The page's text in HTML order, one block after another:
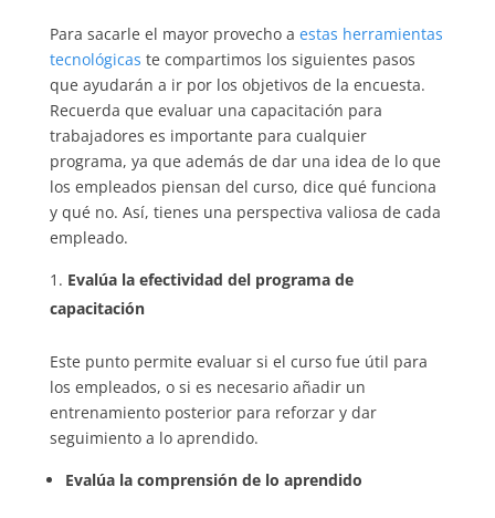
Para sacarle el mayor provecho a estas herramientas
tecnológicas te compartimos los siguientes pasos
que ayudarán a ir por los objetivos de la encuesta.
Recuerda que evaluar una capacitación para
trabajadores es importante para cualquier
programa, ya que además de dar una idea de lo que
los empleados piensan del curso, dice qué funciona
y qué no. Así, tienes una perspectiva valiosa de cada
empleado.
Evalúa la efectividad del programa de
capacitación
Este punto permite evaluar si el curso fue útil para
los empleados, o si es necesario añadir un
entrenamiento posterior para reforzar y dar
seguimiento a lo aprendido.
Evalúa la comprensión de lo aprendido